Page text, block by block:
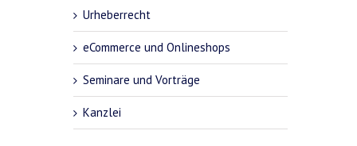
Urheberrecht
eCommerce und Onlineshops
Seminare und Vorträge
Kanzlei